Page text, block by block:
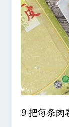
9 把每条肉